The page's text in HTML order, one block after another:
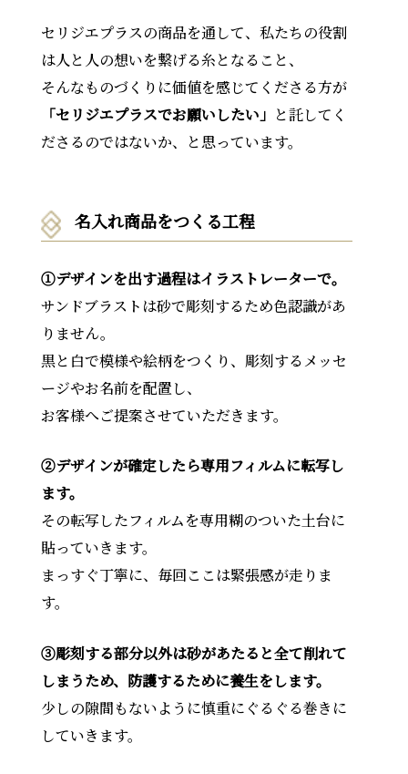
セリジエプラスの商品を通して、私たちの役割
は人と人の想いを繋げる糸となること、
そんなものづくりに価値を感じてくださる方が
「セリジエプラスでお願いしたい」 と託してく
ださるのではないか、と思っています。
名入れ商品をつくる工程
①デザインを出す過程はイラストレーターで。
サンドブラストは砂で彫刻するため色認識があ
りません。
黒と白で模様や絵柄をつくり、彫刻するメッセ
ージやお名前を配置し、
お客様へご提案させていただきます。
②デザインが確定したら専用フィルムに転写し
ます。
その転写したフィルムを専用糊のついた土台に
貼っていきます。
まっすぐ丁寧に、毎回ここは緊張感が走りま
す。
③彫刻する部分以外は砂があたると全て削れて
しまうため、防護するために養生をします。
少しの隙間もないように慎重にぐるぐる巻きに
していきます。